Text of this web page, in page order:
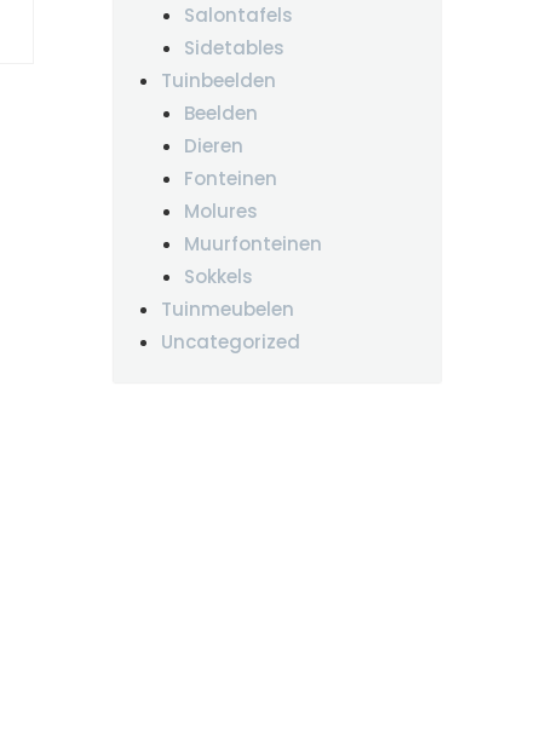
Salontafels
Sidetables
Tuinbeelden
Beelden
Dieren
Fonteinen
Molures
Muurfonteinen
Sokkels
Tuinmeubelen
Uncategorized